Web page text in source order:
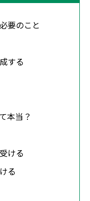
要のこと
する
本当？
ける
る